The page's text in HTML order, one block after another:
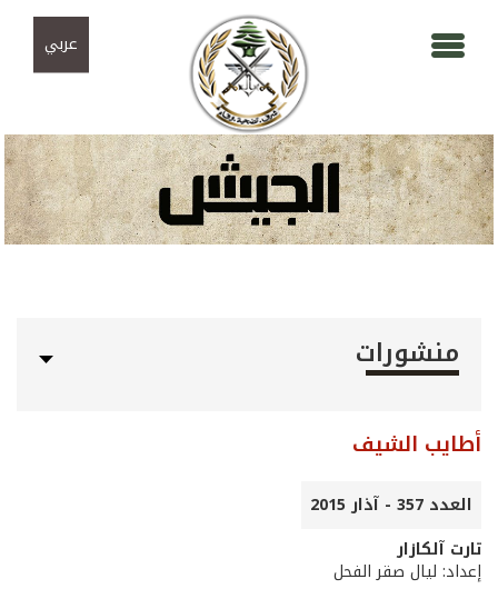
عربي
منشورات
أطايب الشيف
العدد 357 - آذار 2015
تارت آلكازار
إعداد: ليال صقر الفحل